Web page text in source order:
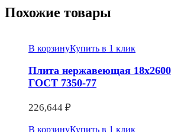
Похожие товары
В корзинуКупить в 1 клик
Плита нержавеющая
ГОСТ 7350-77
226,644 ₽
В корзинуКупить в 1 клик